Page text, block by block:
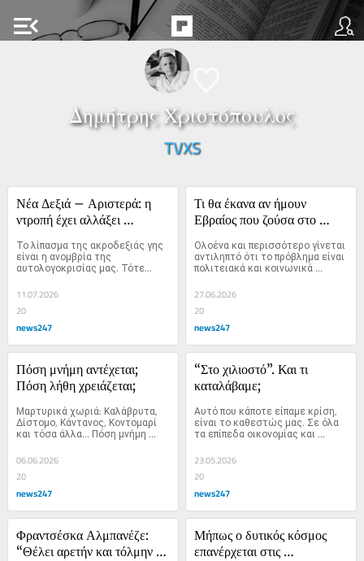
menu_open
Δημήτρης Χριστόπουλος
TVXS
Νέα Δεξιά – Αριστερά: η
ντροπή έχει αλλάξει
Το λίπασμα της ακροδεξιάς γης
είναι η ανομβρία της
αυτολογοκρισίας μας. Τότε...
11.07.2026
20
news247
Τι θα έκανα αν ήμουν
Εβραίος που ζούσα στο
Ολοένα και περισσότερο γίνεται
αντιληπτό ότι το πρόβλημα είναι
πολιτειακά και κοινωνικά
“κακή” ηγεσία του Ισραήλ.
27.06.2026
20
news247
Πόση μνήμη αντέχεται;
Πόση λήθη χρειάζεται;
Μαρτυρικά χωριά: Καλάβρυτα,
Δίστομο, Κάντανος, Κοντομαρί
και τόσα άλλα… Πόση μνήμη
αντέχεται εδώ; Πόση λήθη
χρειάζεται;
06.06.2026
20
news247
“Στο χιλιοστό”. Και τι
καταλάβαμε;
Αυτό που κάποτε είπαμε κρίση,
είναι το καθεστώς μας. Σε όλα
τα επίπεδα οικονομίας και
θεσμών. Αυτοί είμαστε πλέον
στην κανονικότητά μας.
23.05.2026
20
news247
Φραντσέσκα Αλμπανέζε:
“Θέλει αρετήν και τόλμην η
Μήπως ο δυτικός κόσμος
επανέρχεται στις